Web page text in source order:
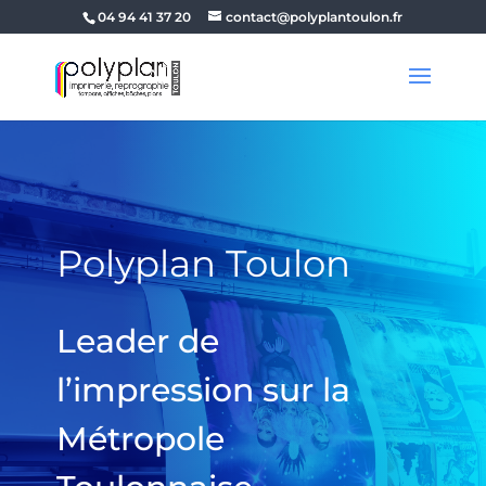
04 94 41 37 20 contact@polyplantoulon.fr
Polyplan Toulon
Leader de
l’impression sur la
Métropole